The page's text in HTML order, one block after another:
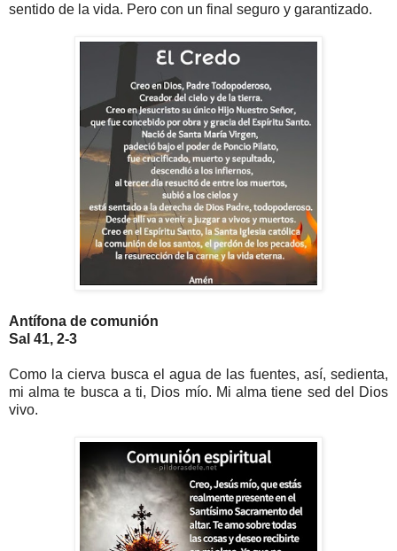
sentido de la vida. Pero con un final seguro y garantizado.
Antífona de comunión
Sal 41, 2-3
Como la cierva busca el agua de las fuentes, así, sedienta,
mi alma te busca a ti, Dios mío. Mi alma tiene sed del Dios
vivo.